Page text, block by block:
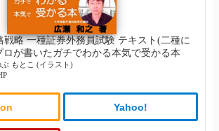
戦略 一種証券外務員試験 テキスト(二種に
ロが書いたガチでわかる本気で受かる本
もとこ (イラスト)
Yahoo!